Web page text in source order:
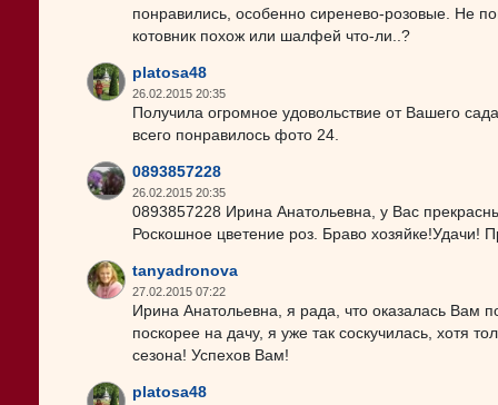
понравились, особенно сиренево-розовые. Не
котовник похож или шалфей что-ли..?
platosa48
26.02.2015 20:35
Получила огромное удовольствие от Вашего
всего понравилось фото 24.
0893857228
26.02.2015 20:35
0893857228 Ирина Анатольевна, у Вас
Роскошное цветение роз. Браво хозяйке!Удачи!
tanyadronova
27.02.2015 07:22
Ирина Анатольевна, я рада, что оказалась Вам
поскорее на дачу, я уже так соскучилась, хотя
сезона! Успехов Вам!
platosa48